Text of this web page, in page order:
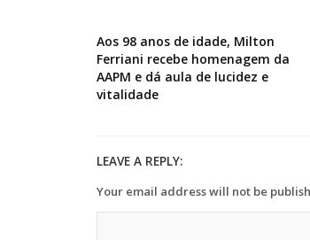
Aos 98 anos de idade, Milton
Ferriani recebe homenagem da
AAPM e dá aula de lucidez e
vitalidade
LEAVE A REPLY:
Your email address will not be